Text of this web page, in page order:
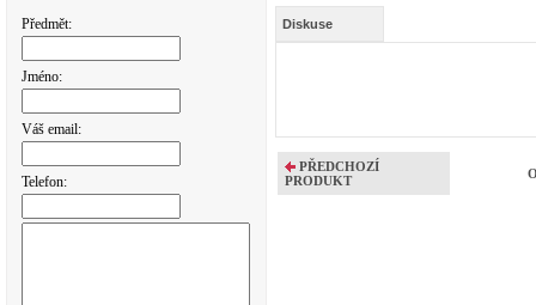
Předmět:
Jméno:
Váš email:
Telefon:
Diskuse
PŘEDCHOZÍ
PRODUKT